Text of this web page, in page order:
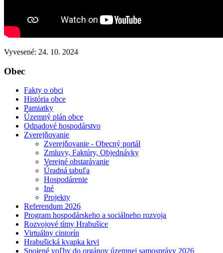
Vyvesené: 24. 10. 2024
Obec
Fakty o obci
História obce
Pamiatky
Územný plán obce
Odpadové hospodárstvo
Zverejňovanie
Zverejňovanie - Obecný portál
Zmluvy, Faktúry, Objednávky
Verejné obstarávanie
Úradná tabuľa
Hospodárenie
Iné
Projekty
Referendum 2026
Program hospodárskeho a sociálneho rozvoja
Rozvojové tímy Hrabušice
Virtuálny cintorín
Hrabušická kvapka krvi
Spojené voľby do orgánov územnej samosprávy 2026